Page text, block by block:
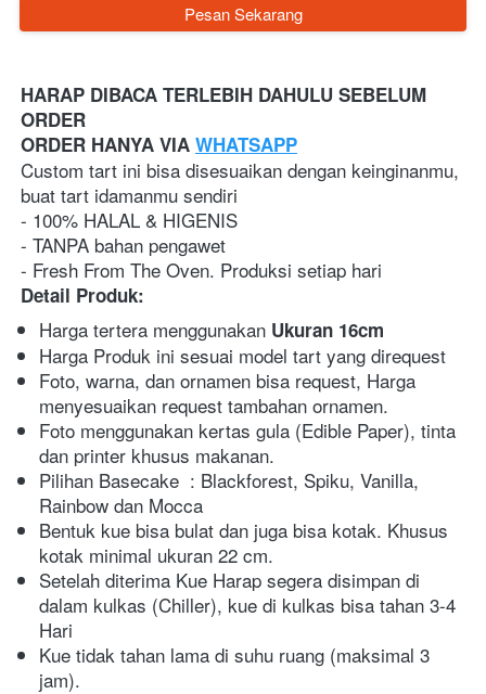
`Pesan Sekarang
HARAP DIBACA TERLEBIH DAHULU SEBELUM
ORDER
ORDER HANYA VIA WHATSAPP
Custom tart ini bisa disesuaikan dengan keinginanmu,
buat tart idamanmu sendiri
- 100% HALAL & HIGENIS
- TANPA bahan pengawet
- Fresh From The Oven. Produksi setiap hari
Detail Produk:
Harga tertera menggunakan Ukuran 16cm
Harga Produk ini sesuai model tart yang direquest
Foto, warna, dan ornamen bisa request, Harga
menyesuaikan request tambahan ornamen.
Foto menggunakan kertas gula (Edible Paper), tinta
dan printer khusus makanan.
Pilihan Basecake  : Blackforest, Spiku, Vanilla,
Rainbow dan Mocca
Bentuk kue bisa bulat dan juga bisa kotak. Khusus
kotak minimal ukuran 22 cm.
Setelah diterima Kue Harap segera disimpan di
dalam kulkas (Chiller), kue di kulkas bisa tahan 3-4
Hari
Kue tidak tahan lama di suhu ruang (maksimal 3
jam).